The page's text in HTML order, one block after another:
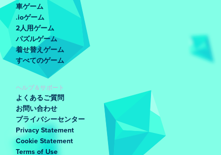
車ゲーム
.ioゲーム
2人用ゲーム
パズルゲーム
着せ替えゲーム
すべてのゲーム
ヘルプ＆サポート
よくあるご質問
お問い合わせ
プライバシーセンター
Privacy Statement
Cookie Statement
Terms of Use